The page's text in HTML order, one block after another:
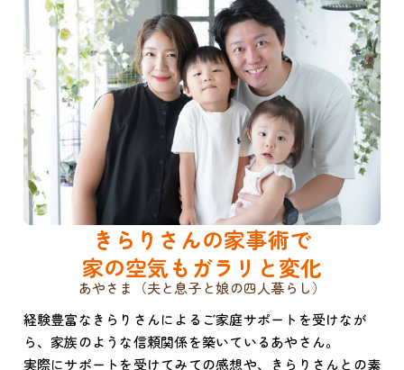
きらりさんの家事術で
家の空気もガラリと変化
あやさま（夫と息子と娘の四人暮らし）
経験豊富なきらりさんによるご家庭サポートを受けなが
ら、家族のような信頼関係を築いているあやさん。
実際にサポートを受けてみての感想や、きらりさんとの素